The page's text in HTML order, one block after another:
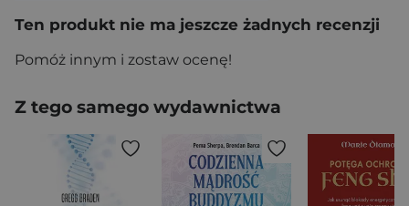
Ten produkt nie ma jeszcze żadnych recenzji
Pomóż innym i zostaw ocenę!
Z tego samego wydawnictwa